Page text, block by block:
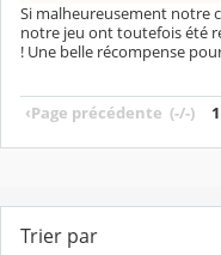
Si malheureusement notre
notre jeu ont toutefois été
! Une belle récompense
‹Page précédente (-/-) 1
Trier par